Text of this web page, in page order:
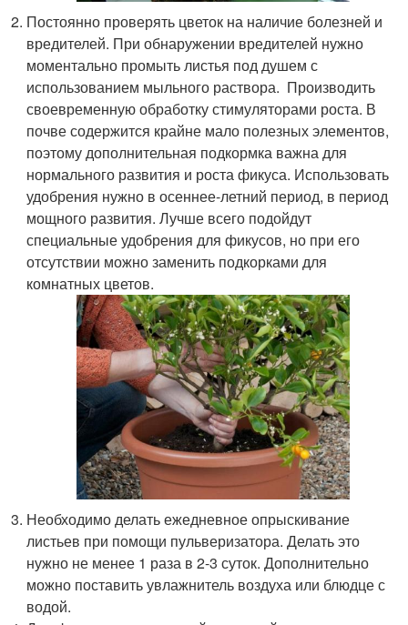
Постоянно проверять цветок на наличие болезней и
вредителей. При обнаружении вредителей нужно
моментально промыть листья под душем с
использованием мыльного раствора. Производить
своевременную обработку стимуляторами роста. В
почве содержится крайне мало полезных элементов,
поэтому дополнительная подкормка важна для
нормального развития и роста фикуса. Использовать
удобрения нужно в осеннее-летний период, в период
мощного развития. Лучше всего подойдут
специальные удобрения для фикусов, но при его
отсутствии можно заменить подкорками для
комнатных цветов.
Необходимо делать ежедневное опрыскивание
листьев при помощи пульверизатора. Делать это
нужно не менее 1 раза в 2-3 суток. Дополнительно
можно поставить увлажнитель воздуха или блюдце с
водой.